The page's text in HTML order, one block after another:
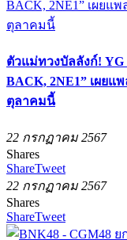
ตัวแม่ทวงบัลลังก์! YG
BACK, 2NE1” เผย
ตุลาคมนี้
22 กรกฏาคม 2567
Shares
ShareTweet
22 กรกฏาคม 2567
Shares
ShareTweet